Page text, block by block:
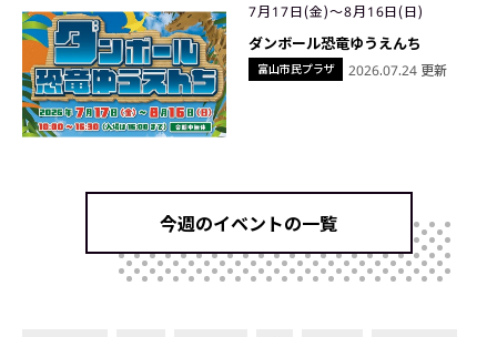
富山市民プラザ
7月17日(金)〜8月16日(日)
ダンボール恐竜ゆうえんち
2026.07.24 更新
今週のイベントの一覧